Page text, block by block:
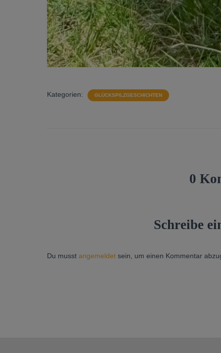
Kategorien: GLÜCKSPILZGESCHICHTEN
0
Schreibe
Du musst angemeldetsein, um einen Kommentar